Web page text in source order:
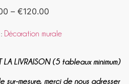
– €120.00
Décoration murale
LA LIVRAISON (5 tableaux minimum)
sur-mesure, merci de nous adresser